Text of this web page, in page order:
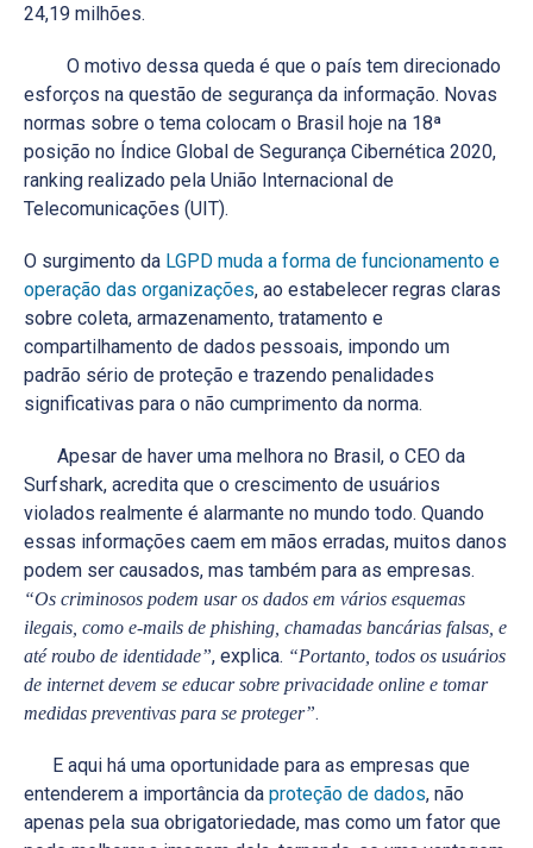
24,19 milhões.
O motivo dessa queda é que o país tem direcionado
esforços na questão de segurança da informação. Novas
normas sobre o tema colocam o Brasil hoje na 18ª
posição no Índice Global de Segurança Cibernética 2020,
ranking realizado pela União Internacional de
Telecomunicações (UIT).
O surgimento da LGPD muda a forma de funcionamento e
operação das organizações, ao estabelecer regras claras
sobre coleta, armazenamento, tratamento e
compartilhamento de dados pessoais, impondo um
padrão sério de proteção e trazendo penalidades
significativas para o não cumprimento da norma.
Apesar de haver uma melhora no Brasil, o CEO da
Surfshark, acredita que o crescimento de usuários
violados realmente é alarmante no mundo todo. Quando
essas informações caem em mãos erradas, muitos danos
podem ser causados, mas também para as empresas.
“Os criminosos podem usar os dados em vários esquemas
ilegais, como e-mails de phishing, chamadas bancárias falsas, e
até roubo de identidade”, explica. “Portanto, todos os usuários
de internet devem se educar sobre privacidade online e tomar
medidas preventivas para se proteger”.
E aqui há uma oportunidade para as empresas que
entenderem a importância da proteção de dados, não
apenas pela sua obrigatoriedade, mas como um fator que